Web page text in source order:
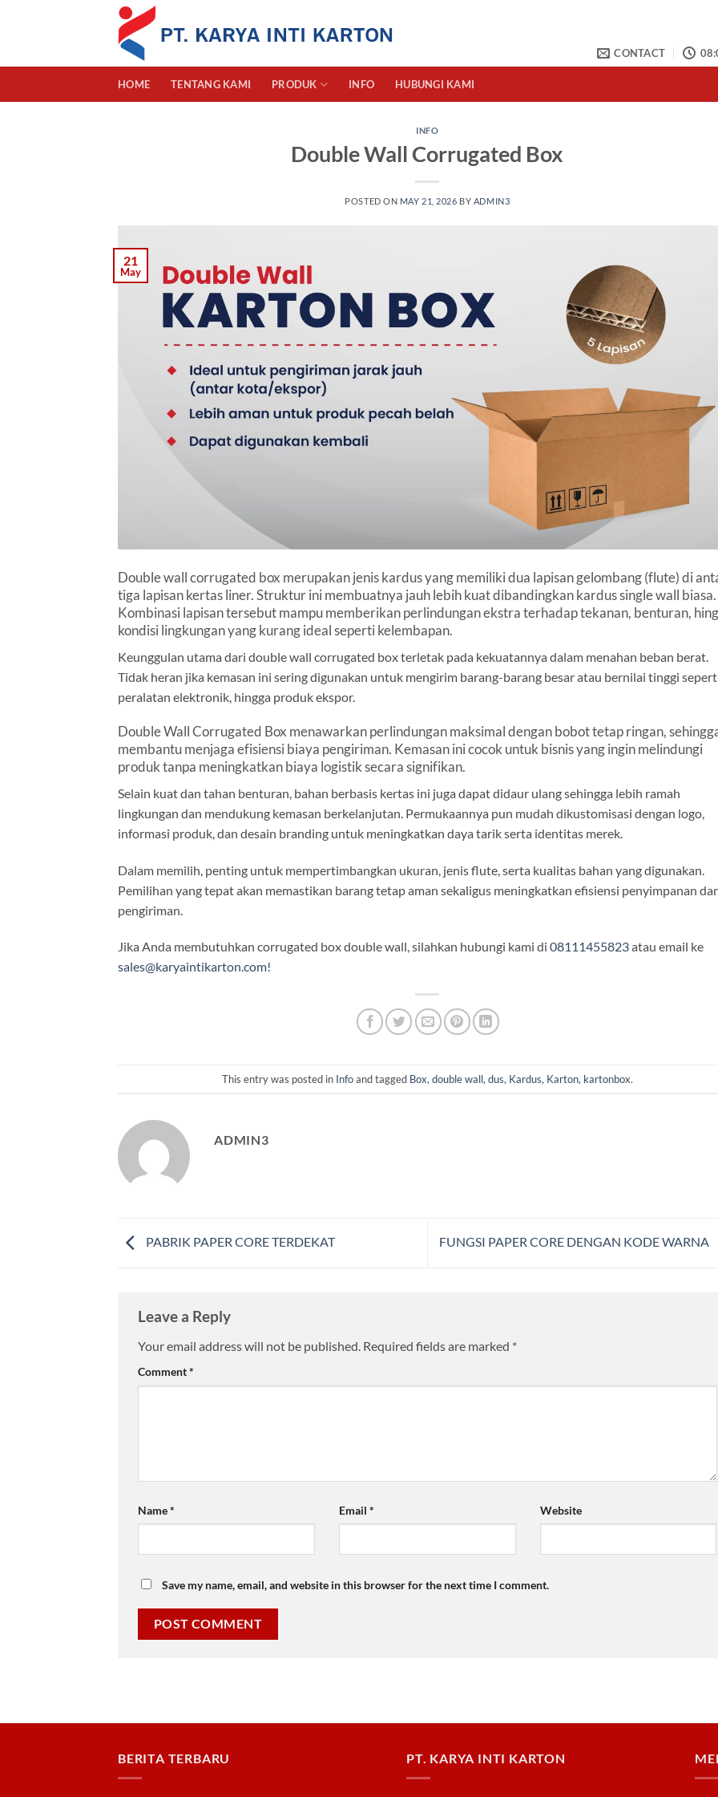
CONTACT
HOME TENTANG KAMI PRODUK INFO HUBUNGI KAMI
INFO
Double Wall Corrugated Box
POSTED ON MAY 21, 2026 BY ADMIN3
21
May
Double wall corrugated box merupakan jenis kardus yang memiliki dua lapisan gelombang (flute) di
tiga lapisan kertas liner. Struktur ini membuatnya jauh lebih kuat dibandingkan kardus single wall biasa.
Kombinasi lapisan tersebut mampu memberikan perlindungan ekstra terhadap tekanan, benturan,
kondisi lingkungan yang kurang ideal seperti kelembapan.
Keunggulan utama dari double wall corrugated box terletak pada kekuatannya dalam menahan beban berat.
Tidak heran jika kemasan ini sering digunakan untuk mengirim barang-barang besar atau bernilai tinggi
peralatan elektronik, hingga produk ekspor.
Double Wall Corrugated Box menawarkan perlindungan maksimal dengan bobot tetap ringan,
membantu menjaga efisiensi biaya pengiriman. Kemasan ini cocok untuk bisnis yang ingin melindungi
produk tanpa meningkatkan biaya logistik secara signifikan.
Selain kuat dan tahan benturan, bahan berbasis kertas ini juga dapat didaur ulang sehingga lebih ramah
lingkungan dan mendukung kemasan berkelanjutan. Permukaannya pun mudah dikustomisasi dengan logo,
informasi produk, dan desain branding untuk meningkatkan daya tarik serta identitas merek.
Dalam memilih, penting untuk mempertimbangkan ukuran, jenis flute, serta kualitas bahan yang digunakan.
Pemilihan yang tepat akan memastikan barang tetap aman sekaligus meningkatkan efisiensi penyimpanan
pengiriman.
Jika Anda membutuhkan corrugated box double wall, silahkan hubungi kami di 08111455823atau email ke
sales@karyaintikarton.com!
This entry was posted in Infoand tagged Box, double wall, dus, Kardus, Karton, kartonbox.
ADMIN3
PABRIK PAPER CORE TERDEKAT FUNGSI PAPER CORE DENGAN KODE WARNA
Leave a Reply
Your email address will not be published. Required fields are marked *
Comment*
Name* Email * Website
Save my name, email, and website in this browser for the next time I comment.
BERITA TERBARU PT. KARYA INTI KARTON